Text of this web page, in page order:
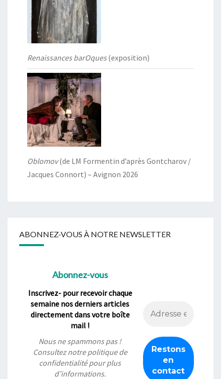
Renaissances barOques(exposition)
Oblomov(de LM Formentin d’après Gontcharov /
Jacques Connort) – Avignon 2026
ABONNEZ-VOUS À NOTRE NEWSLETTER
Abonnez-vous
Inscrivez- pour recevoir chaque
semaine nos derniers articles
directement dans votre boîte
mail !
Nous ne spammons pas !
Consultez notrepolitique de
confidentialitépour plus
d’informations.